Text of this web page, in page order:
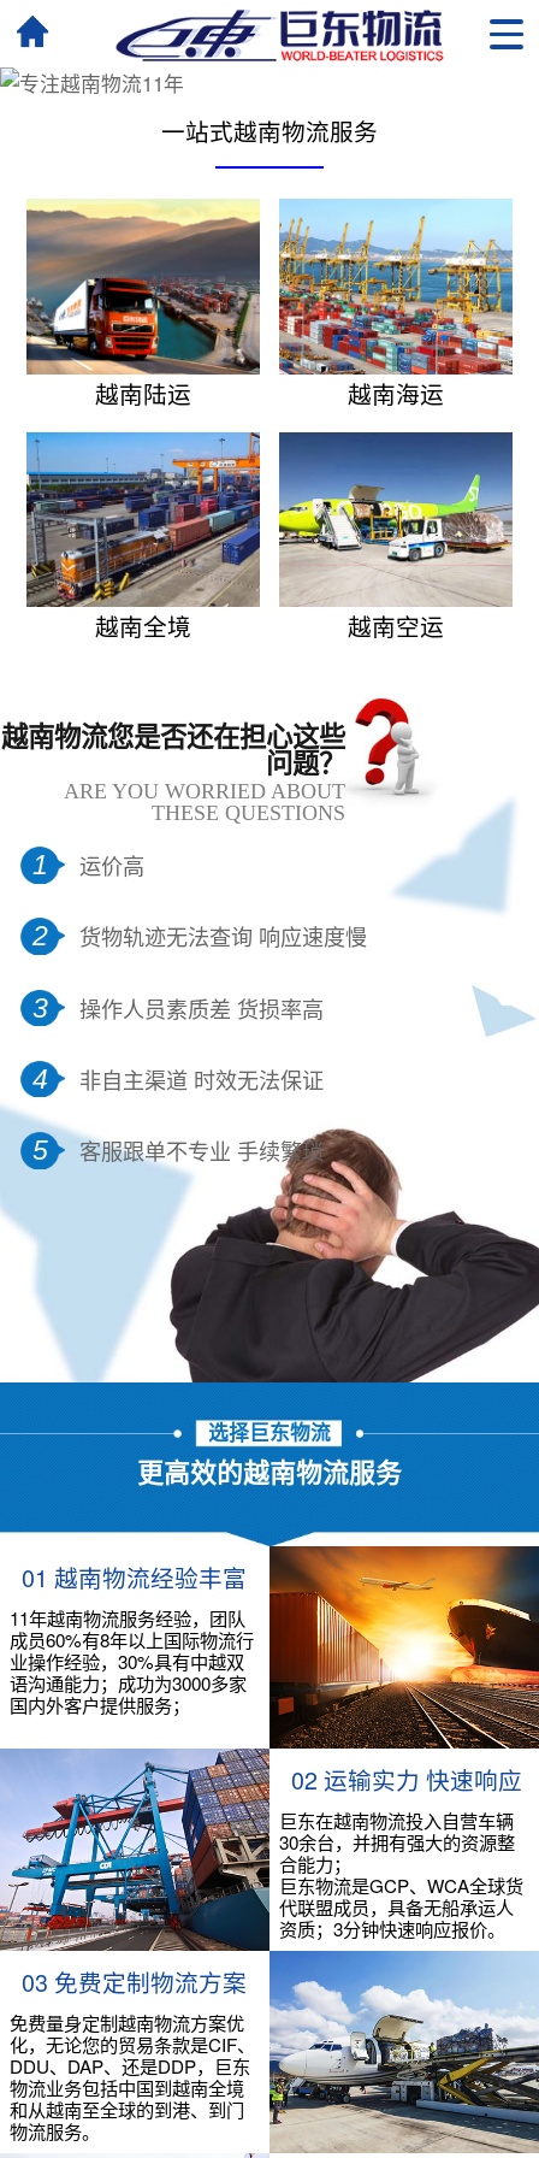
一站式越南物流服务
越南陆运 越南海运
越南全境 越南空运
越南物流您是否还在担心这些
问题？
ARE YOU WORRIED ABOUT
THESE QUESTIONS
1 运价高
2 货物轨迹无法查询 响应速度慢
3 操作人员素质差 货损率高
4 非自主渠道 时效无法保证
5 客服跟单不专业 手续繁琐
选择巨东物流
更高效的越南物流服务
01 越南物流经验丰富
11年越南物流服务经验，团队
成员60%有8年以上国际物流行
业操作经验，30%具有中越双
语沟通能力；成功为3000多家
国内外客户提供服务；
02 运输实力 快速响应
巨东在越南物流投入自营车辆
30余台，并拥有强大的资源整
合能力；
巨东物流是GCP、WCA全球货
代联盟成员，具备无船承运人
资质；3分钟快速响应报价。
03 免费定制物流方案
免费量身定制越南物流方案优
化，无论您的贸易条款是CIF、
DDU、DAP、还是DDP，巨东
物流业务包括中国到越南全境
和从越南至全球的到港、到门
物流服务。